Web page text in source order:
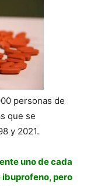
personas de
que se
y 2021.
uno de cada
ibuprofeno, pero